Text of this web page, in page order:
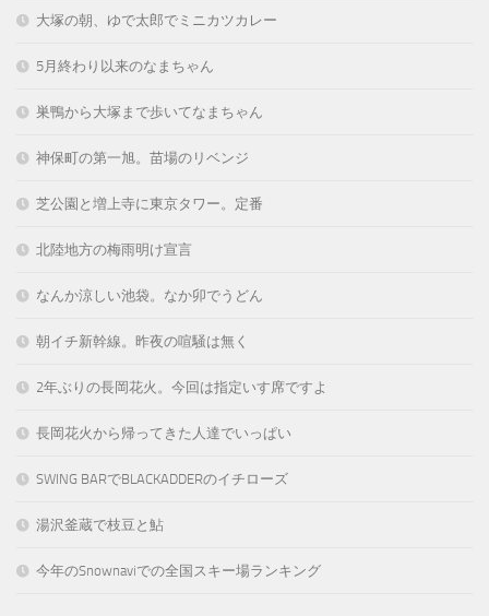
大塚の朝、ゆで太郎でミニカツカレー
5月終わり以来のなまちゃん
巣鴨から大塚まで歩いてなまちゃん
神保町の第一旭。苗場のリベンジ
芝公園と増上寺に東京タワー。定番
北陸地方の梅雨明け宣言
なんか涼しい池袋。なか卯でうどん
朝イチ新幹線。昨夜の喧騒は無く
2年ぶりの長岡花火。今回は指定いす席ですよ
長岡花火から帰ってきた人達でいっぱい
SWING BARでBLACKADDERのイチローズ
湯沢釜蔵で枝豆と鮎
今年のSnownaviでの全国スキー場ランキング